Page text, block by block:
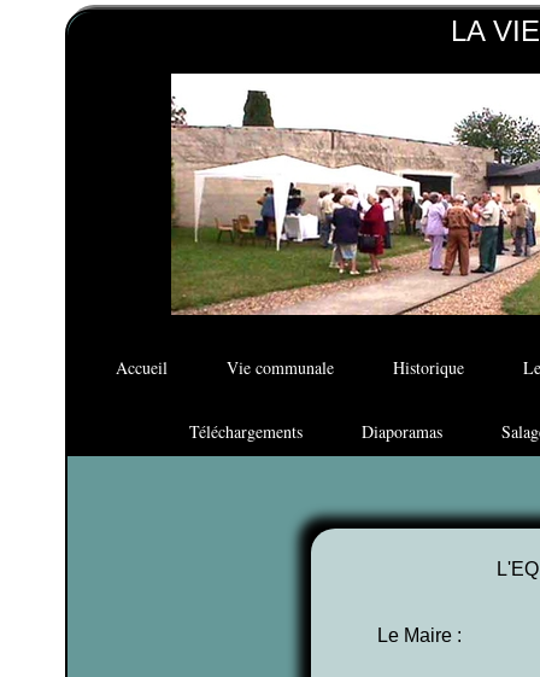
LA
Accueil Vie communale Historique
Téléchargements Diaporamas
Le Maire :